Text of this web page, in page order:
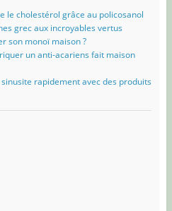
le cholestérol grâce au policosanol
grec aux incroyables vertus
son monoï maison ?
un anti-acariens fait maison
rapidement avec des produits